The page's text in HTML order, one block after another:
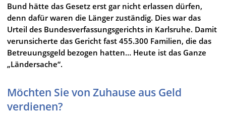
Bund hätte das Gesetz erst gar nicht erlassen dürfen,
denn dafür waren die Länger zuständig. Dies war das
Urteil des Bundesverfassungsgerichts in Karlsruhe. Damit
verunsicherte das Gericht fast 455.300 Familien, die das
Betreuungsgeld bezogen hatten… Heute ist das Ganze
„Ländersache“.
Möchten Sie von Zuhause aus Geld
verdienen?